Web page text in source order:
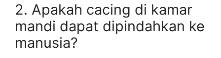
2. Apakah cacing di kamar
mandi dapat dipindahkan ke
manusia?